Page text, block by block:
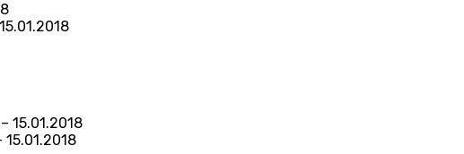
– 15.01.2018
15.01.2018